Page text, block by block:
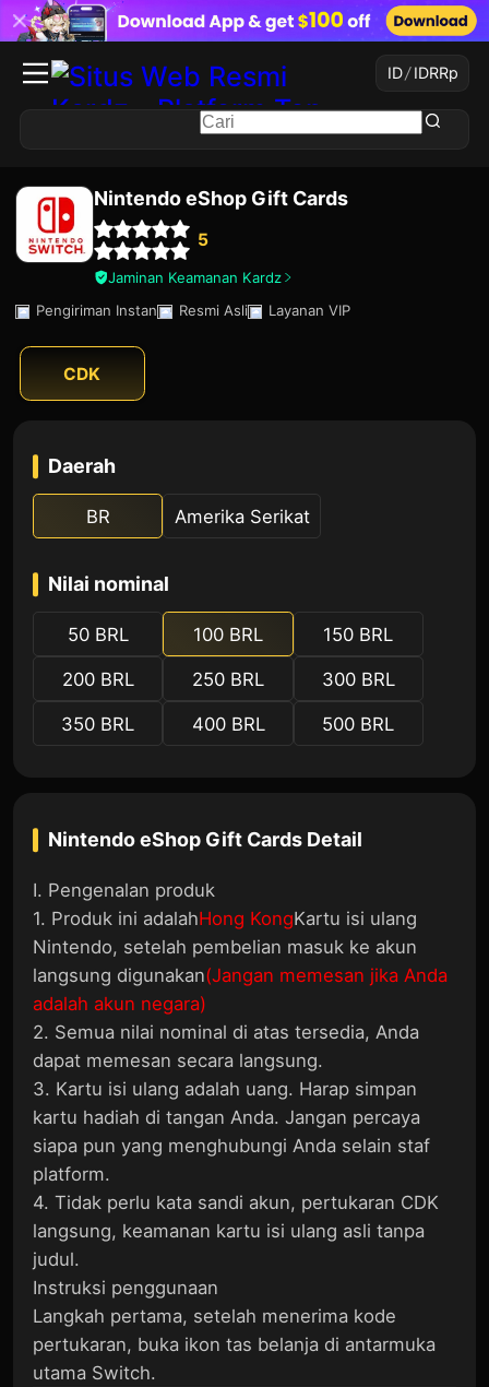
ID/ IDRRp
Nintendo eShop Gift Cards
5
Jaminan Keamanan Kardz
Pengiriman Instan
Resmi Asli Layanan VIP
CDK
Daerah
BR Amerika Serikat
Nilai nominal
50 BRL 100 BRL 150 BRL
200 BRL 250 BRL 300 BRL
350 BRL 400 BRL 500 BRL
Nintendo eShop Gift Cards Detail
I. Pengenalan produk
1. Produk ini adalahHong KongKartu isi ulang
Nintendo, setelah pembelian masuk ke akun
langsung digunakan(Jangan memesan jika Anda
adalah akun negara)
2. Semua nilai nominal di atas tersedia, Anda
dapat memesan secara langsung.
3. Kartu isi ulang adalah uang. Harap simpan
kartu hadiah di tangan Anda. Jangan percaya
siapa pun yang menghubungi Anda selain staf
platform.
4. Tidak perlu kata sandi akun, pertukaran CDK
langsung, keamanan kartu isi ulang asli tanpa
judul.
Instruksi penggunaan
Langkah pertama, setelah menerima kode
pertukaran, buka ikon tas belanja di antarmuka
utama Switch.